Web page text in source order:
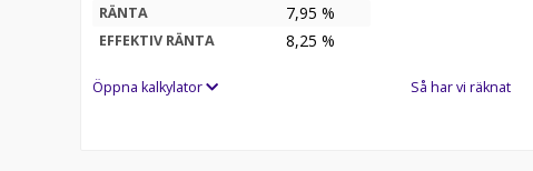
RÄNTA 7,95 %
EFFEKTIV RÄNTA 8,25 %
Öppna kalkylator Så har vi räknat